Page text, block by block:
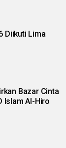
Diikuti Lima
Bazar Cinta
Islam Al-Hiro